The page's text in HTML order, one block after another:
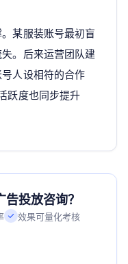
某服装账号最初盲
。后来运营团队建
人设相符的合作
跃度也同步提升
投放咨询？
效果可量化考核